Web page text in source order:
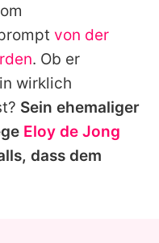
von der
. Ob er
wirklich
Sein ehemaliger
Eloy de Jong
dass dem